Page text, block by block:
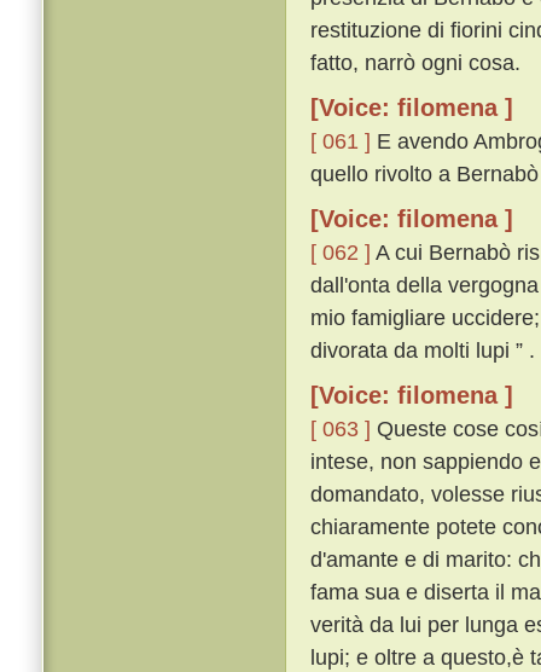
restituzione di fiorini
fatto, narrò ogni cosa.
[Voice: filomena ]
[ 061 ] E avendo
quello rivolto a
[Voice: filomena ]
[ 062 ] A cui Bernabò
dall'onta della
mio famigliare
divorata da molti lupi ” .
[Voice: filomena ]
[ 063 ] Queste cose
intese, non sappiendo
domandato, volesse
chiaramente potete
d'amante e di marito:
fama sua e diserta il
verità da lui per lunga
lupi; e oltre a questo,è